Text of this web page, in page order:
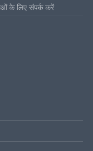
के लिए संपर्क करें